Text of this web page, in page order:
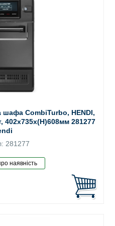
шафа CombiTurbo, HENDI,
402x735x(H)608мм 281277
281277